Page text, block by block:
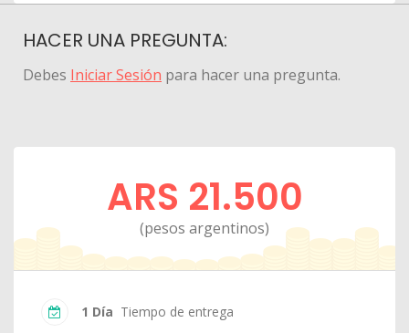
HACER UNA PREGUNTA:
Debes Iniciar Sesión para hacer una pregunta.
ARS 21.500
(pesos argentinos)
1 Día Tiempo de entrega